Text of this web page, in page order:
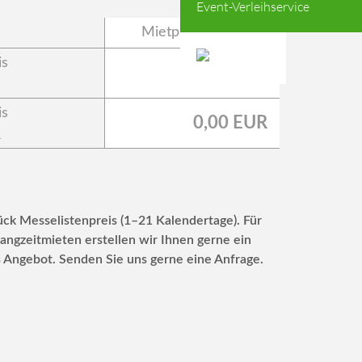
Event-Verleihservice
Mietpreis
0,00 EUR
Messelistenpreis (1–21 Kalendertage). Für
erstellen wir Ihnen gerne ein
Senden Sie uns gerne eine Anfrage.